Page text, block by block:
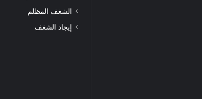
الشغف المظلم
إيجاد الشغف